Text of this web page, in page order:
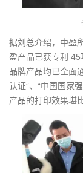
据刘总介绍，中盈
盈产品已获专利
品牌产品均已全面
认证”、“中国国家
产品的打印效果堪